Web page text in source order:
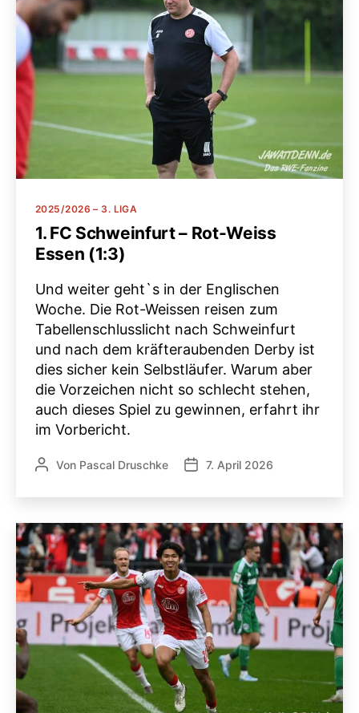
Kategorien
2025/2026 – 3. LIGA
1. FC Schweinfurt – Rot-Weiss
Essen (1:3)
Und weiter geht`s in der Englischen
Woche. Die Rot-Weissen reisen zum
Tabellenschlusslicht nach Schweinfurt
und nach dem kräfteraubenden Derby ist
dies sicher kein Selbstläufer. Warum aber
die Vorzeichen nicht so schlecht stehen,
auch dieses Spiel zu gewinnen, erfahrt ihr
im Vorbericht.
Beitragsautor
Von Pascal Druschke Veröffentlichungsdatum
7. April 2026